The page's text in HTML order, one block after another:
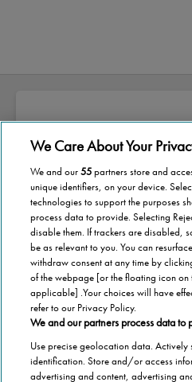
Sobre a Stannah
A Stannah nasceu pelas
Stannah, há quase 150
Ao longo destes anos, o
dedicação no
soluções de mercado na
estão refletidos na
equipamentos que
melhorar o seu dia-a-dia.
We Care About Your
We and our55partners store and
unique identifiers, on your device.
technologies to support the purposes
process data to provide. Selecting
disable them. If trackers are disabled,
be as relevant to you. You can
withdraw consent at any time by
of the webpage [or the floating icon
applicable] .Your choices will have
refer to our Privacy Policy.
We and our partners process data to
Use precise geolocation data.
identification. Store and/or access
advertising and content, advertising